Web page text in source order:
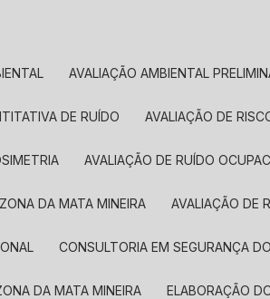
AVALIAÇÃO AMBIENTAL
DE RUÍDO AVALIAÇÃO DE
AVALIAÇÃO DE RUÍDO
DA MATA MINEIRA AVALIAÇÃO DE
CONSULTORIA EM SEGURANÇA
DA MATA MINEIRA ELABORAÇÃO